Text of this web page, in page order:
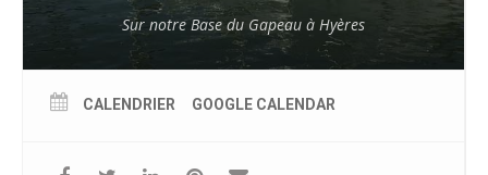
Sur notre Base du Gapeau à Hyères
CALENDRIER GOOGLE CALENDAR